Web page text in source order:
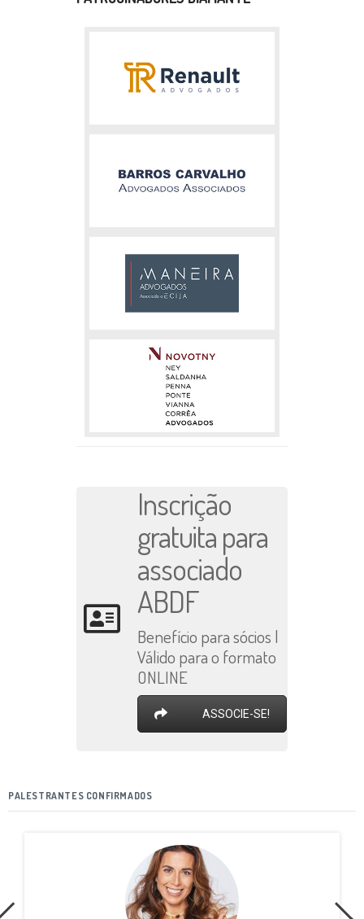
Inscrição
gratuita para
associado
ABDF
Benefício para sócios |
Válido para o formato
ONLINE
ASSOCIE-SE!
PALESTRANTES CONFIRMADOS